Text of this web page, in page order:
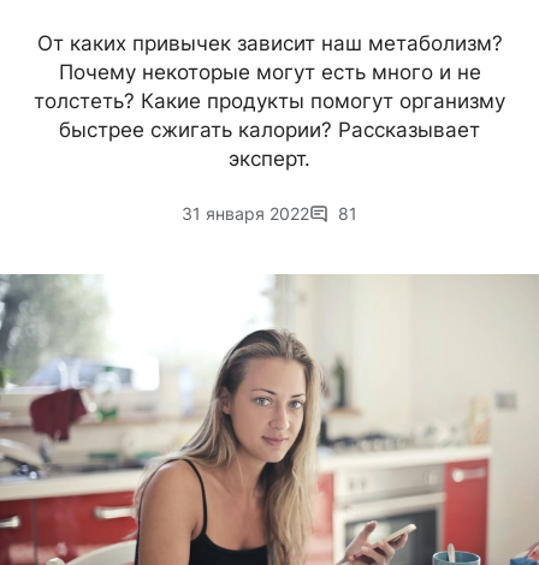
От каких привычек зависит наш метаболизм?
Почему некоторые могут есть много и не
толстеть? Какие продукты помогут организму
быстрее сжигать калории? Рассказывает
эксперт.
31 января 2022 81